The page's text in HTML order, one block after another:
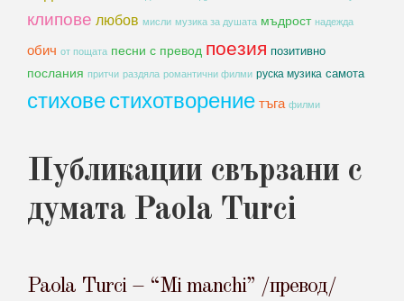
клипове любов мисли музика за душата мъдрост надежда
обич от пощата песни с превод поезия позитивно
послания притчи раздяла романтични филми руска музика самота
стиховестихотворениетъга филми
Публикации свързани с
думата Paola Turci
Paola Turci – “Mi manchi” /превод/